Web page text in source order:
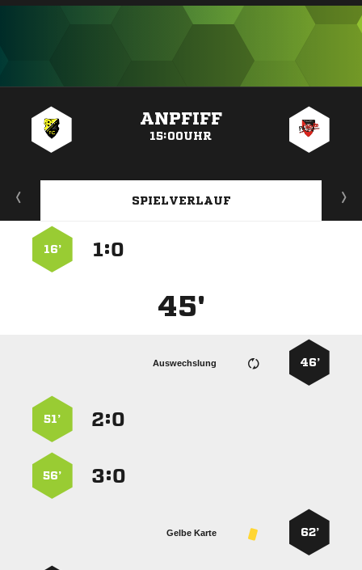
ANPFIFF
15:00UHR
SPIELVERLAUF
:
16’
45'
46’
Auswechslung
:
51’
:
56’
62’
Gelbe Karte